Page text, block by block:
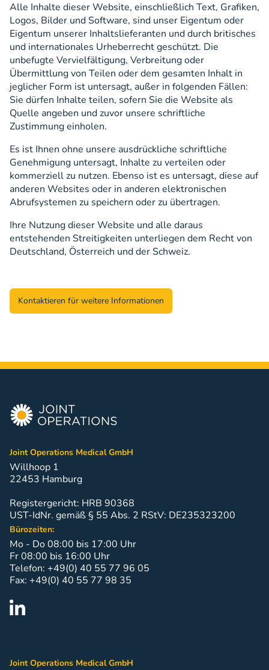
Alle Inhalte dieser Website, einschließlich Text, Grafiken,
Logos, Bilder und Software, sind unser Eigentum oder
Eigentum unserer Inhaltslieferanten und durch britisches
und internationales Urheberrecht geschützt. Die
unbefugte Vervielfältigung, Verbreitung oder
Übermittlung von Teilen oder dem gesamten Inhalt in
jeglicher Form ist untersagt, außer in folgenden Fällen:
Sie dürfen Inhalte teilen, sofern Sie die Website als
Quelle angeben und zuvor unsere schriftliche
Zustimmung einholen.
Es ist Ihnen ohne unsere ausdrückliche schriftliche
Genehmigung untersagt, Inhalte zu verteilen oder
kommerziell zu nutzen. Ebenso ist es untersagt, diese auf
anderen Websites oder in anderen elektronischen
Abrufsystemen zu speichern oder zu übertragen.
Ihre Nutzung dieser Website und alle daraus
entstehenden Streitigkeiten unterliegen dem Recht von
Deutschland, Österreich und der Schweiz.
Kontaktieren für weitere Informationen
Joint Operations Medical GmbH
Willhoop 1
22453 Hamburg
Registergericht: HRB 90368
UST-IdNr. gemäß § 55 Abs. 2 RStV: DE235323200
Bürozeiten:
Mo - Do 08:00 bis 17:00 Uhr
Fr 08:00 bis 16:00 Uhr
Telefon: +49(0) 40 55 77 96 05
Fax: +49(0) 40 55 77 98 35
Joint Operations Medical GmbH